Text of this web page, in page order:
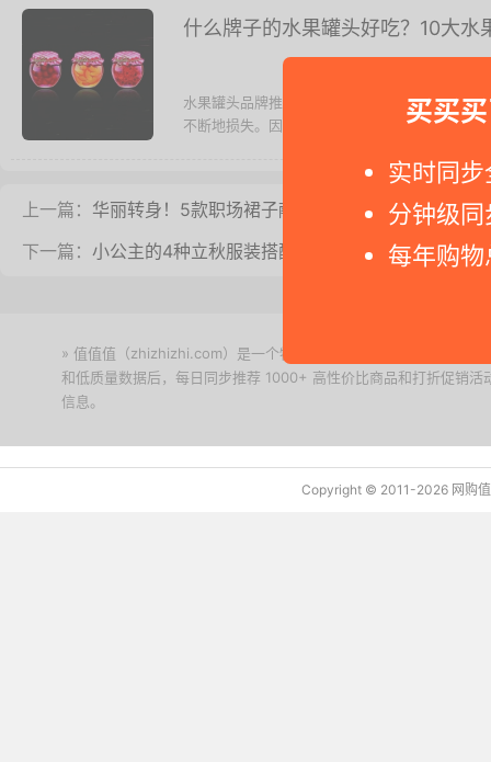
买买
实时同
分钟级
每年购
什么牌子的水果罐头好吃？10大水
水果罐头品牌推荐 - 虽然我们很容易买到各地
不断地损失。因为任何蔬果在采摘后都仍在继续
上一篇： 华丽转身！5款职场裙子献给你
下一篇： 小公主的4种立秋服装搭配推荐
» 值值值（zhizhizhi.com）是一个特价搜索引擎。我们实时监控和
和低质量数据后，每日同步推荐 1000+ 高性价比商品和打折促销
信息。
Copyright © 2011-2026 网购